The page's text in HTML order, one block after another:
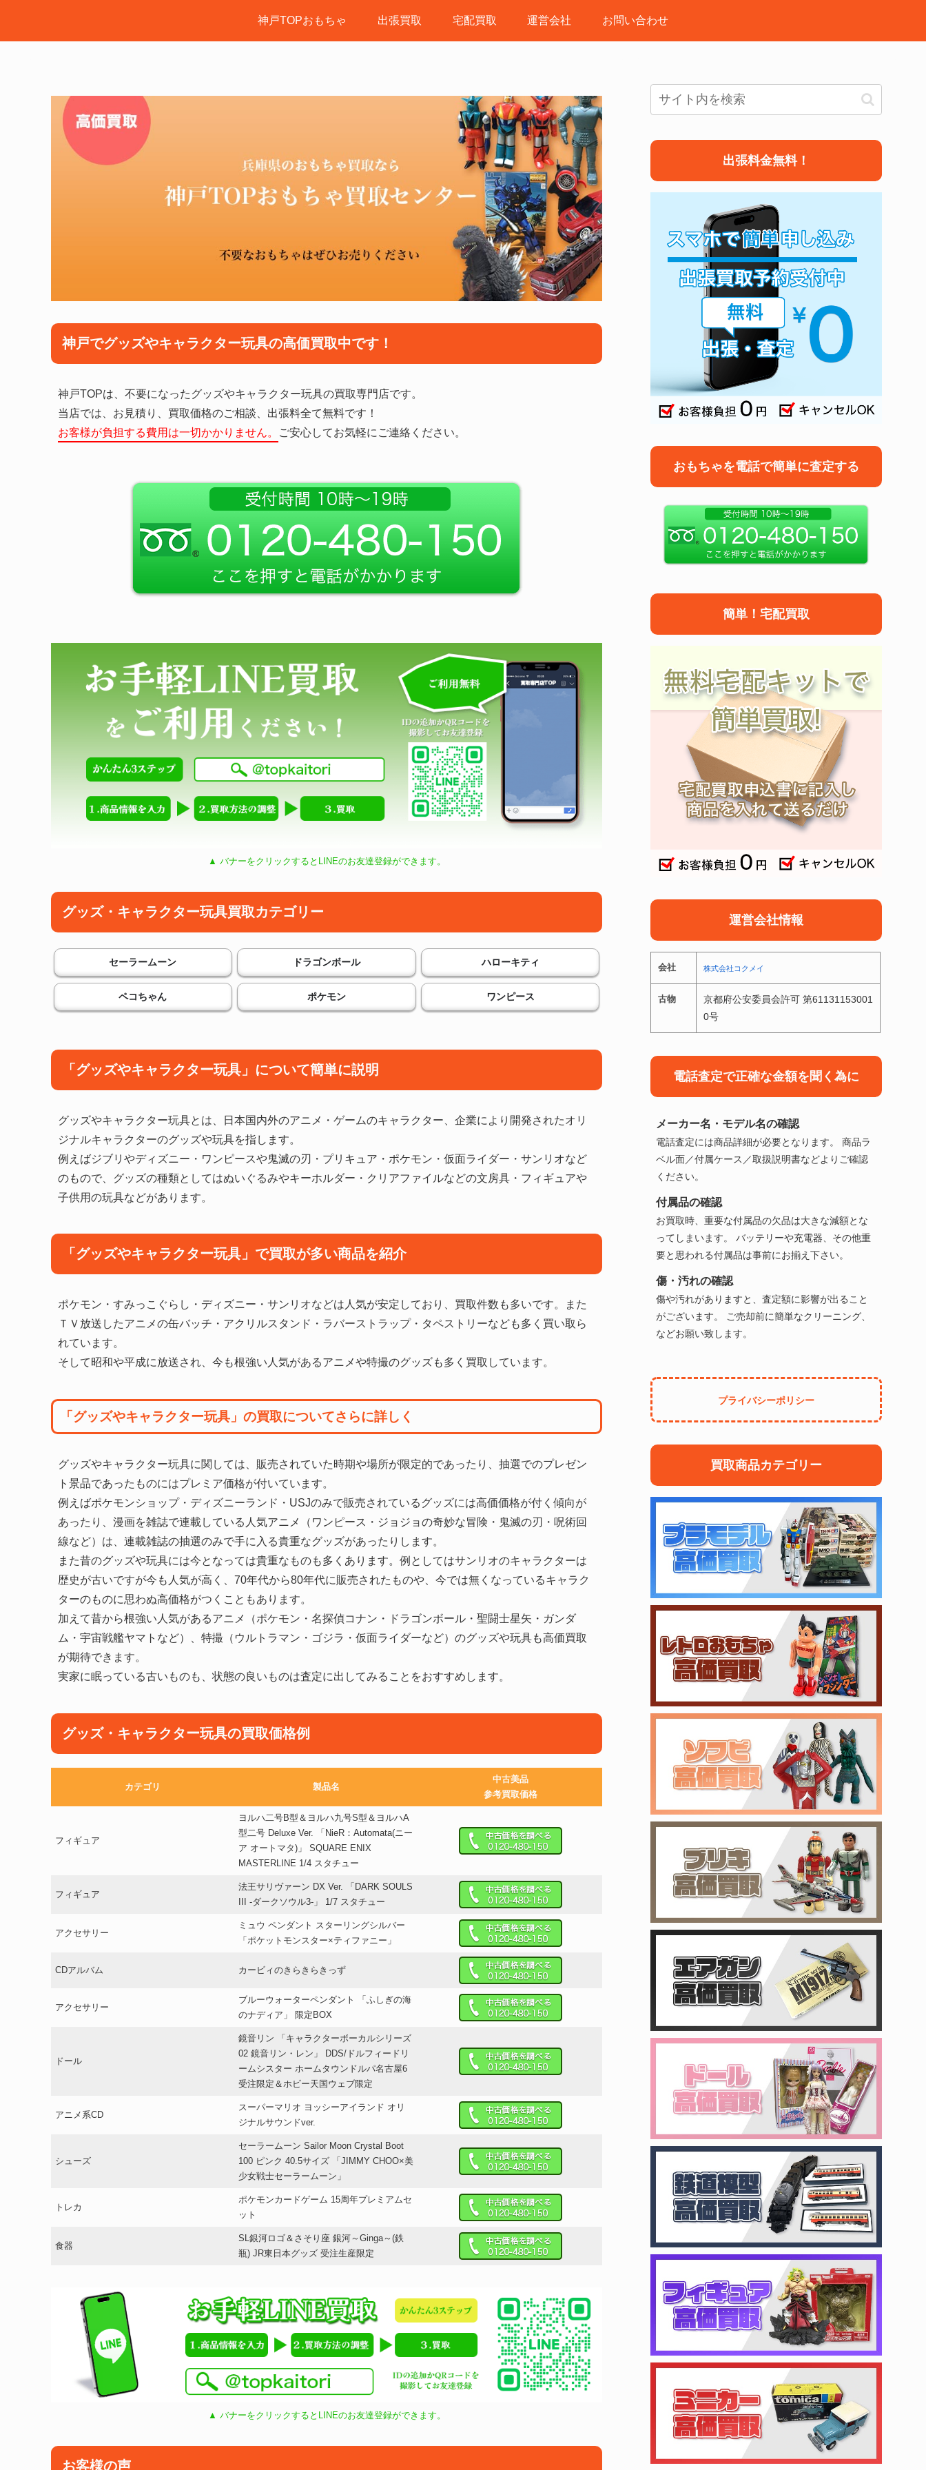
神戸TOPおもちゃ 出張買取 宅配買取 運営会社 お問い合わせ
神戸でグッズやキャラクター玩具の高価買取中です！
神戸TOPは、不要になったグッズやキャラクター玩具の買取専門店です。
当店では、お見積り、買取価格のご相談、出張料全て無料です！
お客様が負担する費用は一切かかりません。
ご安心してお気軽にご連絡ください。
▲ バナーをクリックするとLINEのお友達登録ができます。
グッズ・キャラクター玩具買取カテゴリー
セーラームーン ドラゴンボール ハローキティ
ペコちゃん ポケモン ワンピース
「グッズやキャラクター玩具」について簡単に説明
グッズやキャラクター玩具とは、日本国内外のアニメ・ゲームのキャラクター、企業により開発されたオリ
ジナルキャラクターのグッズや玩具を指します。
例えばジブリやディズニー・ワンピースや鬼滅の刃・プリキュア・ポケモン・仮面ライダー・サンリオなど
のもので、グッズの種類としてはぬいぐるみやキーホルダー・クリアファイルなどの文房具・フィギュアや
子供用の玩具などがあります。
「グッズやキャラクター玩具」で買取が多い商品を紹介
ポケモン・すみっこぐらし・ディズニー・サンリオなどは人気が安定しており、買取件数も多いです。また
ＴＶ放送したアニメの缶バッチ・アクリルスタンド・ラバーストラップ・タペストリーなども多く買い取ら
れています。
そして昭和や平成に放送され、今も根強い人気があるアニメや特撮のグッズも多く買取しています。
「グッズやキャラクター玩具」の買取についてさらに詳しく
グッズやキャラクター玩具に関しては、販売されていた時期や場所が限定的であったり、抽選でのプレゼン
ト景品であったものにはプレミア価格が付いています。
例えばポケモンショップ・ディズニーランド・USJのみで販売されているグッズには高価価格が付く傾向が
あったり、漫画を雑誌で連載している人気アニメ（ワンピース・ジョジョの奇妙な冒険・鬼滅の刃・呪術回
線など）は、連載雑誌の抽選のみで手に入る貴重なグッズがあったりします。
また昔のグッズや玩具には今となっては貴重なものも多くあります。例としてはサンリオのキャラクターは
歴史が古いですが今も人気が高く、70年代から80年代に販売されたものや、今では無くなっているキャラク
ターのものに思わぬ高価格がつくこともあります。
加えて昔から根強い人気があるアニメ（ポケモン・名探偵コナン・ドラゴンボール・聖闘士星矢・ガンダ
ム・宇宙戦艦ヤマトなど）、特撮（ウルトラマン・ゴジラ・仮面ライダーなど）のグッズや玩具も高価買取
が期待できます。
実家に眠っている古いものも、状態の良いものは査定に出してみることをおすすめします。
グッズ・キャラクター玩具の買取価格例
カテゴリ 製品名
中古美品
参考買取価格
フィギュア
ヨルハ二号B型＆ヨルハ九号S型＆ヨルハA
型二号 Deluxe Ver. 「NieR：Automata(ニー
ア オートマタ)」 SQUARE ENIX
MASTERLINE 1/4 スタチュー
フィギュア
法王サリヴァーン DX Ver. 「DARK SOULS
III -ダークソウル3-」 1/7 スタチュー
アクセサリー
ミュウ ペンダント スターリングシルバー
「ポケットモンスター×ティファニー」
CDアルバム カービィのきらきらきっず
アクセサリー
ブルーウォーターペンダント 「ふしぎの海
のナディア」 限定BOX
ドール
鏡音リン 「キャラクターボーカルシリーズ
02 鏡音リン・レン」 DDS/ドルフィードリ
ームシスター ホームタウンドルパ名古屋6
受注限定＆ホビー天国ウェブ限定
アニメ系CD
スーパーマリオ ヨッシーアイランド オリ
ジナルサウンドver.
シューズ
セーラームーン Sailor Moon Crystal Boot
100 ピンク 40.5サイズ 「JIMMY CHOO×美
少女戦士セーラームーン」
トレカ
ポケモンカードゲーム 15周年プレミアムセ
ット
食器
SL銀河ロゴ＆さそり座 銀河～Ginga～(鉄
瓶) JR東日本グッズ 受注生産限定
▲ バナーをクリックするとLINEのお友達登録ができます。
お客様の声
出張料金無料！
おもちゃを電話で簡単に査定する
簡単！宅配買取
運営会社情報
会社 株式会社コクメイ
古物
京都府公安委員会許可 第61131153001
0号
電話査定で正確な金額を聞く為に
メーカー名・モデル名の確認
電話査定には商品詳細が必要となります。 商品ラ
ベル面／付属ケース／取扱説明書などよりご確認
ください。
付属品の確認
お買取時、重要な付属品の欠品は大きな減額とな
ってしまいます。 バッテリーや充電器、その他重
要と思われる付属品は事前にお揃え下さい。
傷・汚れの確認
傷や汚れがありますと、査定額に影響が出ること
がございます。 ご売却前に簡単なクリーニング、
などお願い致します。
プライバシーポリシー
買取商品カテゴリー